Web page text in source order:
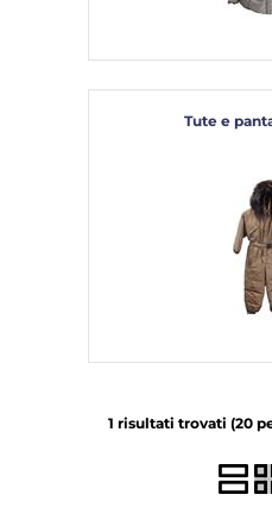
Tute e
1 risultati trovati (20